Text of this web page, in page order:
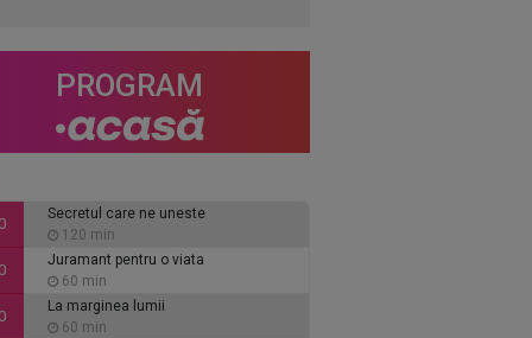
PROGRAM
Secretul care ne uneste
120 min
Juramant pentru o viata
60 min
La marginea lumii
60 min